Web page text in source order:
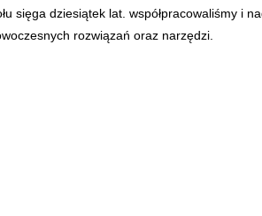
sięga dziesiątek lat. współpracowaliśmy i
rozwiązań oraz narzędzi.